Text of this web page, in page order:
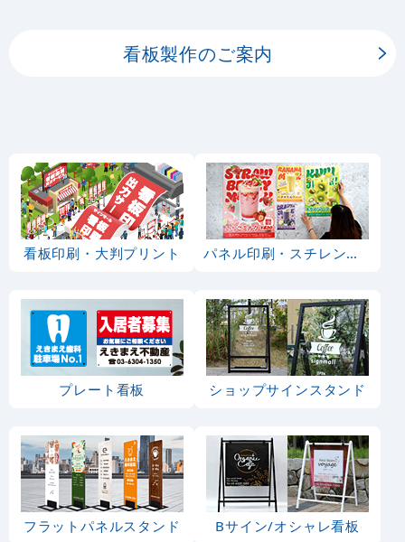
看板製作のご案内
看板印刷・大判プリント パネル印刷・スチレンボード
プレート看板 ショップサインスタンド
フラットパネルスタンド Bサイン/オシャレ看板